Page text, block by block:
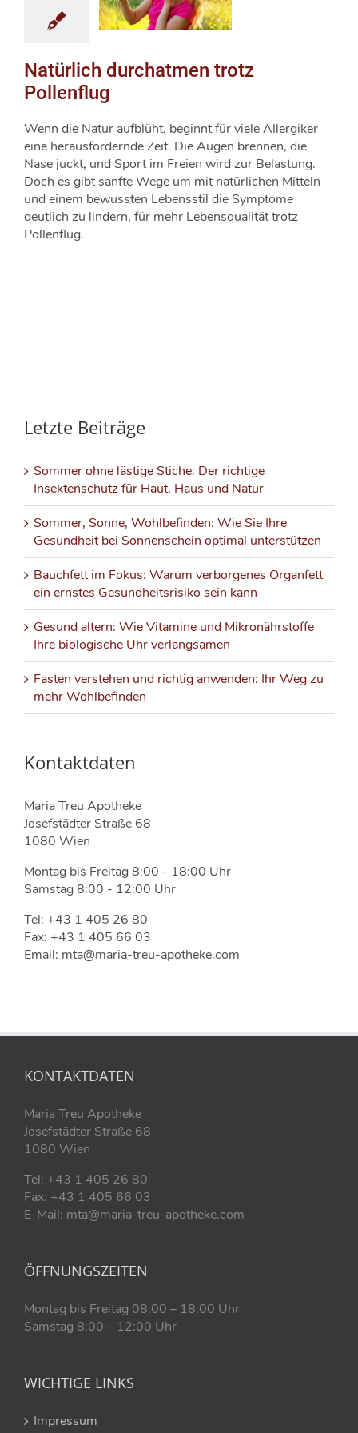
Natürlich durchatmen trotz
Pollenflug
Wenn die Natur aufblüht, beginnt für viele Allergiker
eine herausfordernde Zeit. Die Augen brennen, die
Nase juckt, und Sport im Freien wird zur Belastung.
Doch es gibt sanfte Wege um mit natürlichen Mitteln
und einem bewussten Lebensstil die Symptome
deutlich zu lindern, für mehr Lebensqualität trotz
Pollenflug.
Letzte Beiträge
Sommer ohne lästige Stiche: Der richtige
Insektenschutz für Haut, Haus und Natur
Sommer, Sonne, Wohlbefinden: Wie Sie Ihre
Gesundheit bei Sonnenschein optimal unterstützen
Bauchfett im Fokus: Warum verborgenes Organfett
ein ernstes Gesundheitsrisiko sein kann
Gesund altern: Wie Vitamine und Mikronährstoffe
Ihre biologische Uhr verlangsamen
Fasten verstehen und richtig anwenden: Ihr Weg zu
mehr Wohlbefinden
Kontaktdaten
Maria Treu Apotheke
Josefstädter Straße 68
1080 Wien
Montag bis Freitag 8:00 - 18:00 Uhr
Samstag 8:00 - 12:00 Uhr
Tel: +43 1 405 26 80
Fax: +43 1 405 66 03
Email: mta@maria-treu-apotheke.com
KONTAKTDATEN
Maria Treu Apotheke
Josefstädter Straße 68
1080 Wien
Tel: +43 1 405 26 80
Fax: +43 1 405 66 03
E-Mail: mta@maria-treu-apotheke.com
ÖFFNUNGSZEITEN
Montag bis Freitag 08:00 – 18:00 Uhr
Samstag 8:00 – 12:00 Uhr
WICHTIGE LINKS
Impressum